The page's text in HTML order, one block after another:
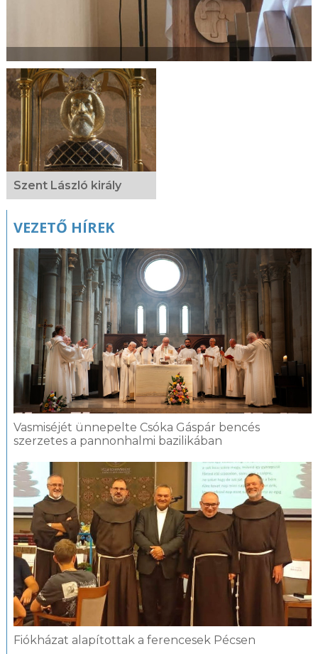
Szent László király
VEZETŐ HÍREK
Vasmiséjét ünnepelte Csóka Gáspár bencés
szerzetes a pannonhalmi bazilikában
Fiókházat alapítottak a ferencesek Pécsen